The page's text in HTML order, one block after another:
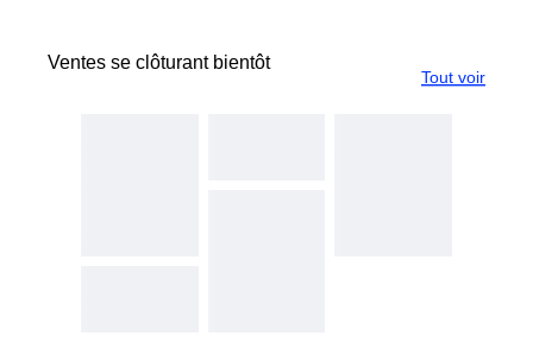
Ventes se clôturant bientôt
Tout voir